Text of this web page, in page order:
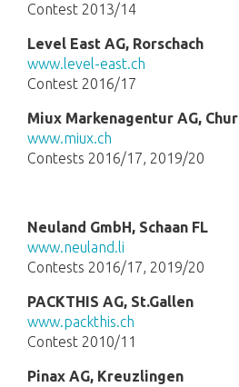
Contest 2013/14
Level East AG, Rorschach
www.level-east.ch
Contest 2016/17
Miux Markenagentur AG, Chur
www.miux.ch
Contests 2016/17, 2019/20
Neuland GmbH, Schaan FL
www.neuland.li
Contests 2016/17, 2019/20
PACKTHIS AG, St.Gallen
www.packthis.ch
Contest 2010/11
Pinax AG, Kreuzlingen